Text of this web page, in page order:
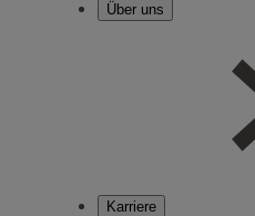
Über uns
Karriere